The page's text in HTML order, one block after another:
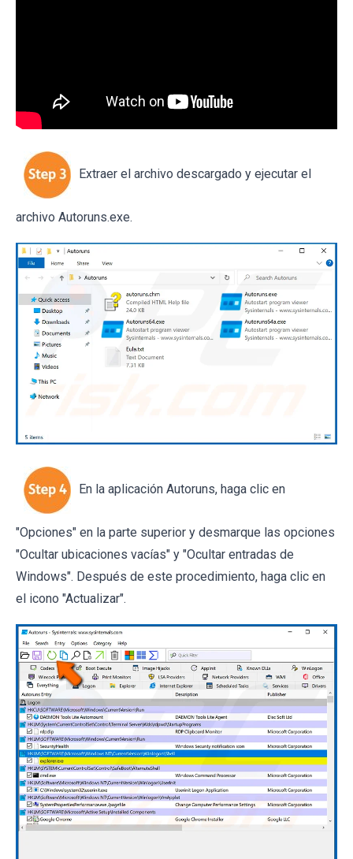
Extraer el archivo descargado y ejecutar el
archivo Autoruns.exe.
En la aplicación Autoruns, haga clic en
"Opciones" en la parte superior y desmarque las opciones
"Ocultar ubicaciones vacías" y "Ocultar entradas de
Windows". Después de este procedimiento, haga clic en
el icono "Actualizar".